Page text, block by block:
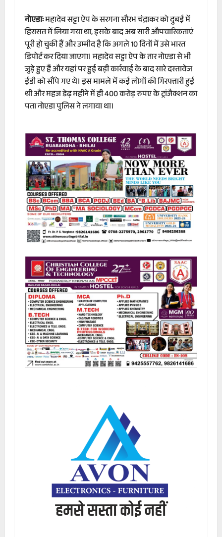
नोएडाःमहादेव सट्टा ऐप के सरगना सौरभ चंद्राकर को दुबई में
हिरासत में लिया गया था, इसके बाद अब सारी औपचारिकताएं
पूरी हो चुकी हैं और उम्मीद है कि अगले 10 दिनों में उसे भारत
डिपोर्ट कर दिया जाएगा। महादेव सट्टा ऐप के तार नोएडा से भी
जुड़े हुए हैं और यहां पर हुई बड़ी कार्रवाई के बाद सारे दस्तावेज
ईडी को सौंपे गए थे। इस मामले में कई लोगों की गिरफ्तारी हुई
थी और महज डेढ़ महीने में ही 400 करोड़ रुपए के ट्रांजैक्शन का
पता नोएडा पुलिस ने लगाया था।